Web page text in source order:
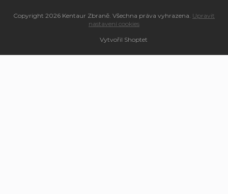
Vytvořil Shoptet
Copyright 2026 Kentaur Zbraně. Všechna práva vyhrazena. Upravit
nastavení cookies